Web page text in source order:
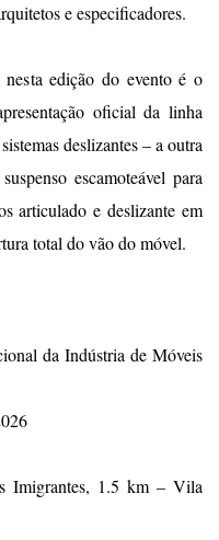
e especificadores.
edição do evento é o
oficial da linha
deslizantes – a outra
escamoteável para
articulado e deslizante em
total do vão do móvel.
da Indústria de Móveis
Imigrantes, 1.5 km – Vila